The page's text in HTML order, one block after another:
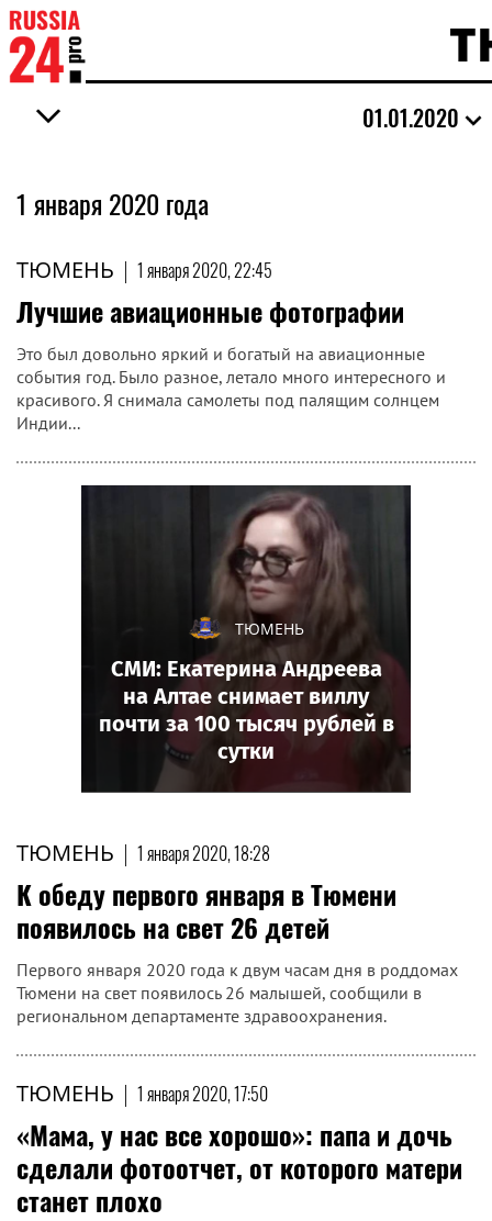
01.01.2020
1 января 2020 года
ТЮМЕНЬ | 1 января 2020, 22:45
Лучшие авиационные фотографии
Это был довольно яркий и богатый на авиационные
события год. Было разное, летало много интересного и
красивого. Я снимала самолеты под палящим солнцем
Индии...
ТЮМЕНЬ | 1 января 2020, 18:28
К обеду первого января в Тюмени
появилось на свет 26 детей
Первого января 2020 года к двум часам дня в роддомах
Тюмени на свет появилось 26 малышей, сообщили в
региональном департаменте здравоохранения.
ТЮМЕНЬ | 1 января 2020, 17:50
«Мама, у нас все хорошо»: папа и дочь
сделали фотоотчет, от которого матери
станет плохо
ТЮМЕНЬ
СМИ: Екатерина Андреева
на Алтае снимает виллу
почти за 100 тысяч рублей в
сутки